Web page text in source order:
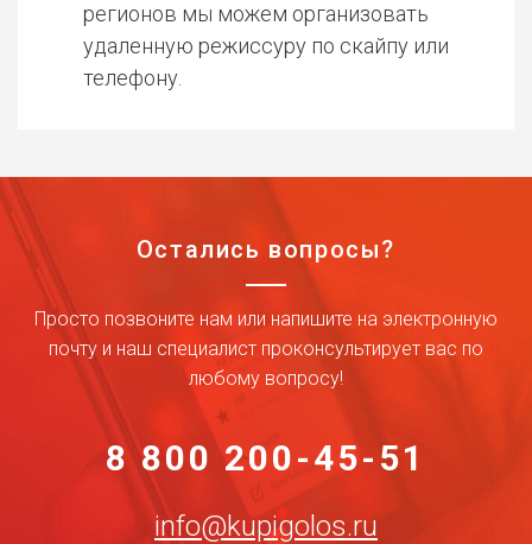
регионов мы можем организовать
удаленную режиссуру по скайпу или
телефону.
Остались вопросы?
Просто позвоните нам или напишите на электронную
почту и наш специалист проконсультирует вас по
любому вопросу!
8 800 200-45-51
info@kupigolos.ru